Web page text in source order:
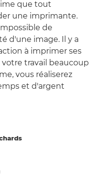
que tout
une imprimante.
de
d'une image. Il y a
à imprimer ses
travail beaucoup
vous réaliserez
et d'argent